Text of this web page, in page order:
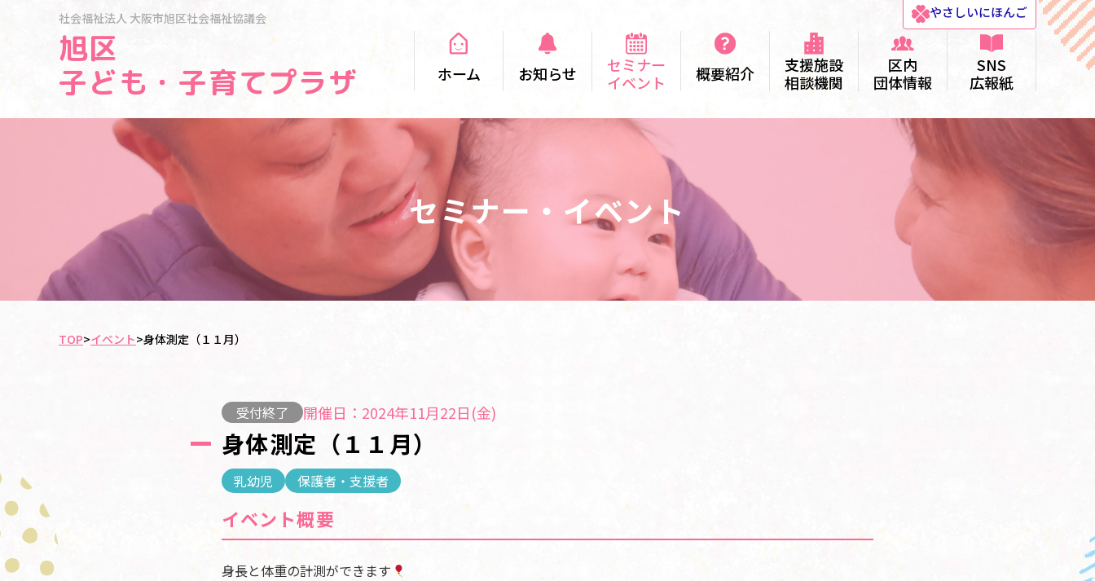
社会福祉法人 大阪市旭区社会福祉協議会
旭区
子ども・子育てプラザ
やさしいにほんご
ホーム お知らせ
セミナー
イベント
概要紹介
支援施設
相談機関
区内
団体情報
SNS
広報紙
セミナー・イベント
TOP>イベント>身体測定（１１月）
受付終了 開催日：2024年11月22日(金)
身体測定（１１月）
乳幼児 保護者・支援者
イベント概要
身長と体重の計測ができます